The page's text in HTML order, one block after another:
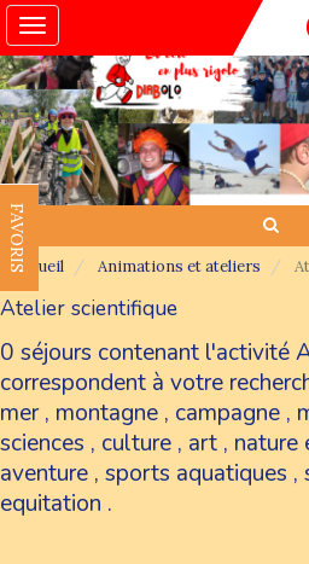
Toggle
navigation
FAVORIS
Accueil Animations et ateliers
Atelier scientifique
0 séjours contenant l'activité
correspondent à votre
mer, montagne , campagne ,
sciences , culture , art , nature
aventure , sports aquatiques ,
equitation .